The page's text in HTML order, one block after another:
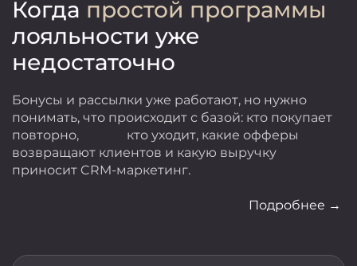
Когда простой программы
лояльности уже
недостаточно
Бонусы и рассылки уже работают, но нужно
понимать, что происходит с базой: кто покупает
повторно, кто уходит, какие офферы
возвращают клиентов и какую выручку
приносит CRM-маркетинг.
Подробнее →